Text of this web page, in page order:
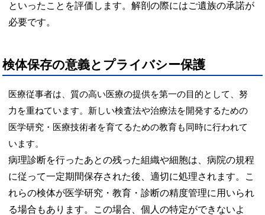
といったことを評価します。解剖の際にはご遺族の承諾が
必要です。
検体保存の意義とプライバシー保護
医療従事者は、質の高い医療の提供を第一の目的として、努
力を重ねています。新しい検査法や治療法を開発するための
医学研究・医療技術者を育てるための教育も同時に行われて
います。
病理診断を行ったあとの残った組織や細胞は、病院の規程
に従って一定期間保存された後、適切に処理されます。こ
れらの検体が医学研究・教育・診断の精度管理に用いられ
る場合もあります。この場合、個人の特定ができないよ